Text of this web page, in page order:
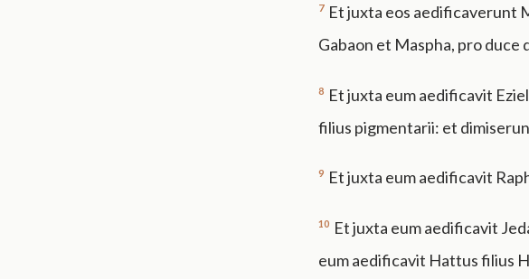
7 Et juxta eos aedificaverunt
Gabaon et Maspha, pro
8 Et juxta eum aedificavit
filius pigmentarii: et
9 Et juxta eum aedificavit
10 Et juxta eum aedificavit
eum aedificavit Hattus filius